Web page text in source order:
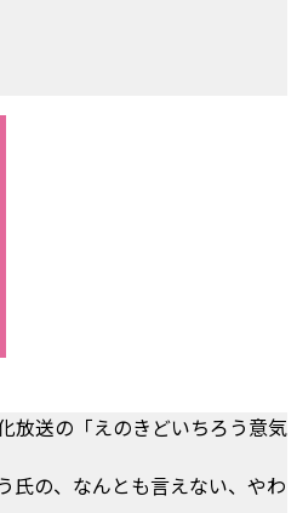
放送の「えのきどいちろう意気
氏の、なんとも言えない、やわ